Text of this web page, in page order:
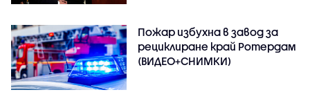
Пожар избухна в завод за
рециклиране край Ротердам
(ВИДЕО+СНИМКИ)